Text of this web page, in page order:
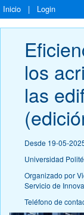
Inicio | Login
los
las
Desde 19-05-
Universidad
Organizado por
Servicio de
Teléfono de